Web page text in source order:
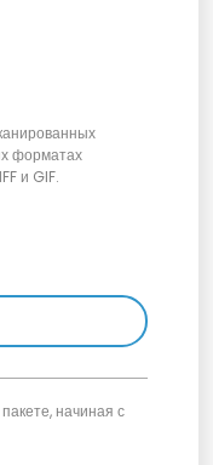
форматах
и GIF.
начиная с